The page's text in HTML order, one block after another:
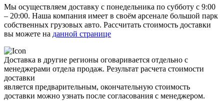
Мы осуществляем доставку с понедельника по субботу с 9:00
– 20:00. Наша компания имеет в своём арсенале большой парк
собственных грузовых авто. Рассчитать стоимость доставки
вы можете на данной странице
Доставка в другие регионы оговаривается отдельно с
менеджерами отдела продаж. Результат расчета стоимости
доставки
является предварительным, окончательную стоимость
доставки можно узнать после согласования с менеджером.